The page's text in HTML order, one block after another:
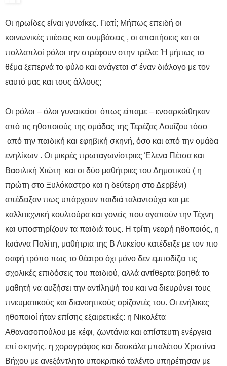
Οι ηρωίδες είναι γυναίκες. Γιατί; Μήπως επειδή οι
κοινωνικές πιέσεις και συμβάσεις , οι απαιτήσεις και οι
πολλαπλοί ρόλοι την στρέφουν στην τρέλα; Ή μήπως το
θέμα ξεπερνά το φύλο και ανάγεται σ’ έναν διάλογο με τον
εαυτό μας και τους άλλους;
Οι ρόλοι – όλοι γυναικείοι όπως είπαμε – ενσαρκώθηκαν
από τις ηθοποιούς της ομάδας της Τερέζας Λουΐζου τόσο
από την παιδική και εφηβική σκηνή, όσο και από την ομάδα
ενηλίκων . Οι μικρές πρωταγωνίστριες Έλενα Πέτσα και
Βασιλική Χιώτη και οι δύο μαθήτριες του Δημοτικού ( η
πρώτη στο Ξυλόκαστρο και η δεύτερη στο Δερβένι)
απέδειξαν πως υπάρχουν παιδιά ταλαντούχα και με
καλλιτεχνική κουλτούρα και γονείς που αγαπούν την Τέχνη
και υποστηρίζουν τα παιδιά τους. Η τρίτη νεαρή ηθοποιός, η
Ιωάννα Πολίτη, μαθήτρια της Β Λυκείου κατέδειξε με τον πιο
σαφή τρόπο πως το θέατρο όχι μόνο δεν εμποδίζει τις
σχολικές επιδόσεις του παιδιού, αλλά αντίθερτα βοηθά το
μαθητή να αυξήσει την αντίληψή του και να διευρύνει τους
πνευματικούς και διανοητικούς ορίζοντές του. Οι ενήλικες
ηθοποιοί ήταν επίσης εξαιρετικές: η Νικολέτα
Αθανασοπούλου με κέφι, ζωντάνια και απίστευτη ενέργεια
επί σκηνής, η χορογράφος και δασκάλα μπαλέτου Χριστίνα
Βήχου με ανεξάντλητο υποκριτικό ταλέντο υπηρέτησαν με